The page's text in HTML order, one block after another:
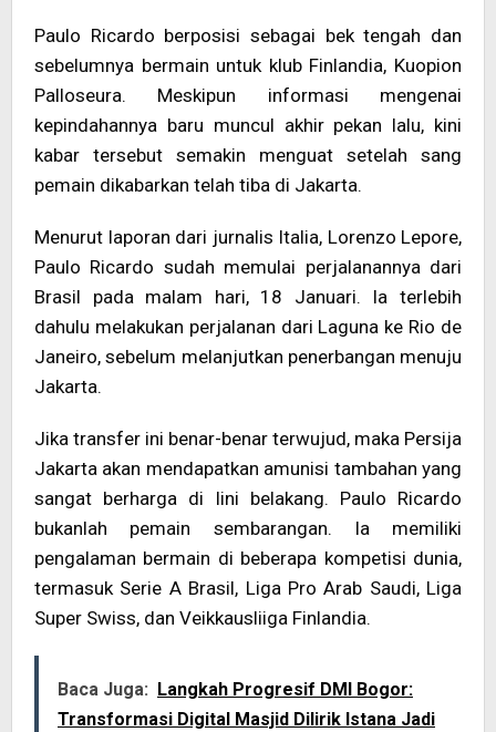
Paulo Ricardo berposisi sebagai bek tengah dan
sebelumnya bermain untuk klub Finlandia, Kuopion
Palloseura. Meskipun informasi mengenai
kepindahannya baru muncul akhir pekan lalu, kini
kabar tersebut semakin menguat setelah sang
pemain dikabarkan telah tiba di Jakarta.
Menurut laporan dari jurnalis Italia, Lorenzo Lepore,
Paulo Ricardo sudah memulai perjalanannya dari
Brasil pada malam hari, 18 Januari. Ia terlebih
dahulu melakukan perjalanan dari Laguna ke Rio de
Janeiro, sebelum melanjutkan penerbangan menuju
Jakarta.
Jika transfer ini benar-benar terwujud, maka Persija
Jakarta akan mendapatkan amunisi tambahan yang
sangat berharga di lini belakang. Paulo Ricardo
bukanlah pemain sembarangan. Ia memiliki
pengalaman bermain di beberapa kompetisi dunia,
termasuk Serie A Brasil, Liga Pro Arab Saudi, Liga
Super Swiss, dan Veikkausliiga Finlandia.
Baca Juga:
Langkah Progresif DMI Bogor:
Transformasi Digital Masjid Dilirik Istana Jadi